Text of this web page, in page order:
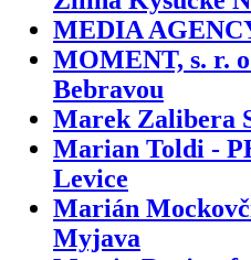
MEDIA
MOMENT, s. r.
Bebravou
Marek Zalibera
Marian Toldi -
Levice
Marián
Myjava